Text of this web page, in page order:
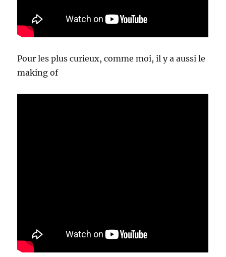
Pour les plus curieux, comme moi, il y a aussi le
making of